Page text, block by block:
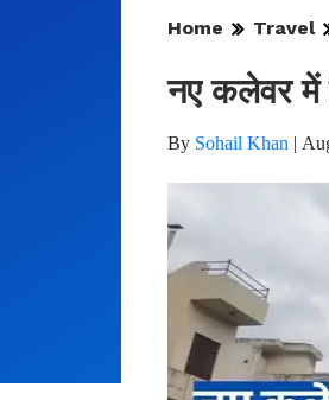
Home Travel
नए कलेवर में
By Sohail Khan |